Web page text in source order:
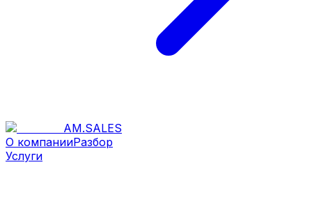
AM.SALES
О компанииРазбор
Услуги